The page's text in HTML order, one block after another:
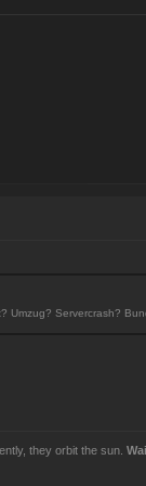
Umzug? Servercrash?
they orbit the sun.